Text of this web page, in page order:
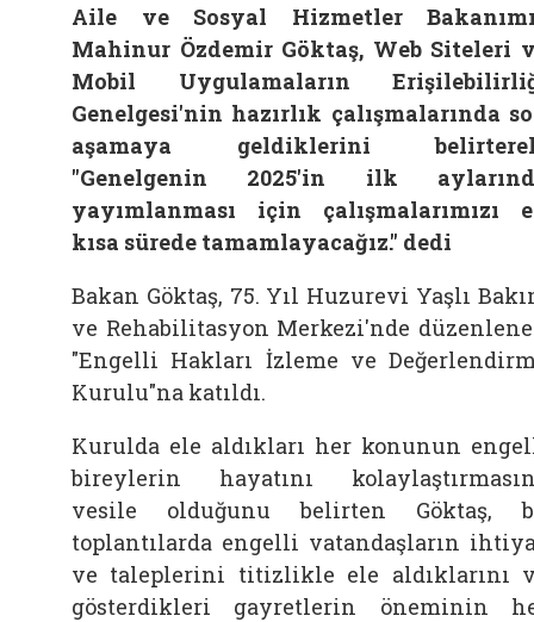
Aile ve Sosyal Hizmetler
Mahinur Özdemir Göktaş, Web Siteleri
Mobil Uygulamaların
Genelgesi'nin hazırlık çalışmalarında
aşamaya geldiklerini
"Genelgenin 2025'in ilk
yayımlanması için çalışmalarımızı
kısa sürede tamamlayacağız." dedi
Bakan Göktaş, 75. Yıl Huzurevi Yaşlı
ve Rehabilitasyon Merkezi'nde
"Engelli Hakları İzleme ve
Kurulu"na katıldı.
Kurulda ele aldıkları her konunun
bireylerin hayatını
vesile olduğunu belirten Göktaş,
toplantılarda engelli vatandaşların
ve taleplerini titizlikle ele aldıklarını
gösterdikleri gayretlerin öneminin